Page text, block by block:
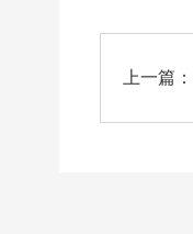
上一篇：